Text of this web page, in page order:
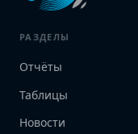
РАЗДЕЛЫ
Отчёты
Таблицы
Новости